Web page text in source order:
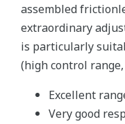
assembled
extraordinary
is particularly
(high control range,
Excellent
Very good